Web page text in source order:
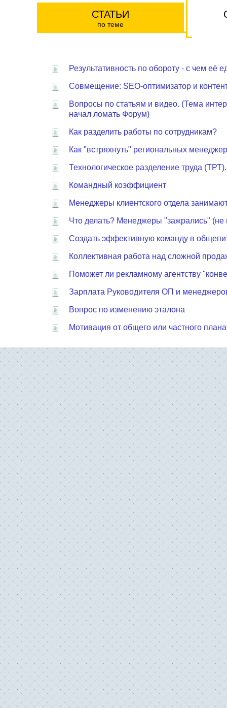
СТАТЬИ
по теме
Результативность по обороту - с чем её
Совмещение: SEO-оптимизатор и
Вопросы по статьям и видео. (Тема
начал ломать Форум)
Как разделить работы по сотрудникам?
Как "встряхнуть" региональных
Технологическое разделение труда
Командный коэффициент
Менеджеры клиентского отдела
Что делать? Менеджеры "зажрались" (не
Создать эффективную команду в
Коллективная работа над сложной
Поможет ли рекламному агентству
Зарплата Руководителя ОП и
Вопрос по изменению эталона
Мотивация от общего или частного